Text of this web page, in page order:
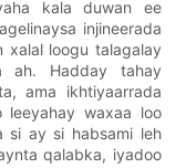
kala duwan ee
injineerada
xalal loogu talagalay
ah. Hadday tahay
ama ikhtiyaarrada
leeyahay waxaa loo
si ay si habsami leh
qalabka, iyadoo